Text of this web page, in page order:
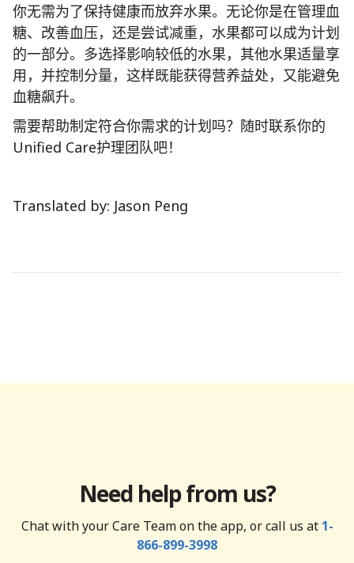
你无需为了保持健康而放弃水果。无论你是在管理血
糖、改善血压，还是尝试减重，水果都可以成为计划
的一部分。多选择影响较低的水果，其他水果适量享
用，并控制分量，这样既能获得营养益处，又能避免
血糖飙升。
需要帮助制定符合你需求的计划吗？随时联系你的
Unified Care护理团队吧！
Translated by: Jason Peng
Need help from us?
Chat with your Care Team on the app, or call us at 1-
866-899-3998